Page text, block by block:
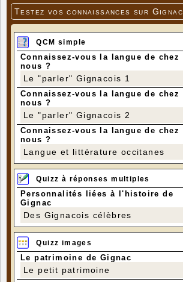
Testez vos connaissances sur Gignac
QCM simple
Connaissez-vous la langue de chez
nous ?
Le "parler" Gignacois 1
Connaissez-vous la langue de chez
nous ?
Le "parler" Gignacois 2
Connaissez-vous la langue de chez
nous ?
Langue et littérature occitanes
Quizz à réponses multiples
Personnalités liées à l'histoire de
Gignac
Des Gignacois célèbres
Quizz images
Le patrimoine de Gignac
Le petit patrimoine